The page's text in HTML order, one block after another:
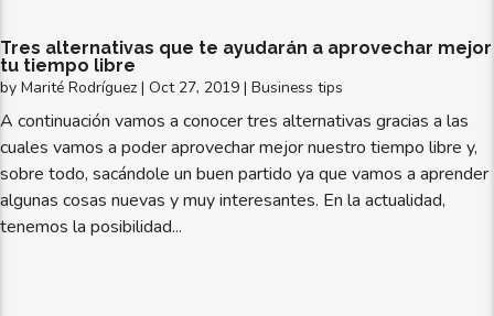
Tres alternativas que te ayudarán a aprovechar mejor
tu tiempo libre
by Marité Rodríguez | Oct 27, 2019 | Business tips
A continuación vamos a conocer tres alternativas gracias a las
cuales vamos a poder aprovechar mejor nuestro tiempo libre y,
sobre todo, sacándole un buen partido ya que vamos a aprender
algunas cosas nuevas y muy interesantes. En la actualidad,
tenemos la posibilidad...